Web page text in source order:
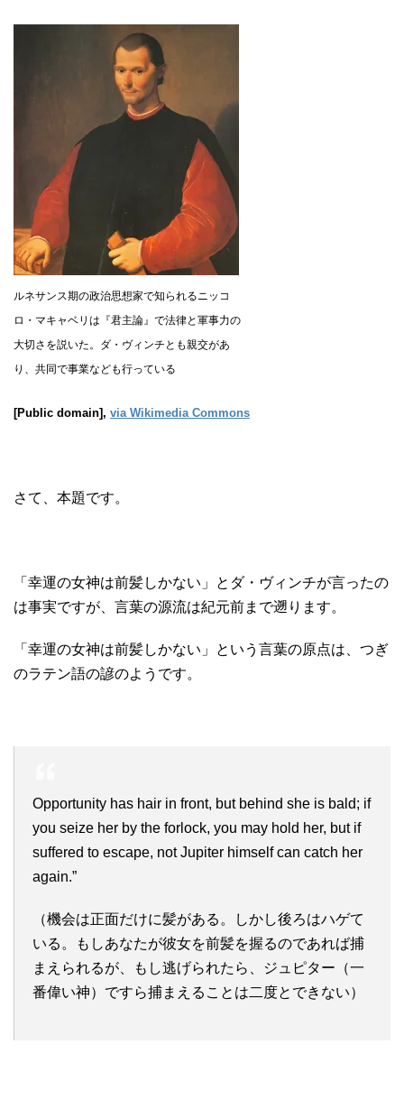
ルネサンス期の政治思想家で知られるニッコ
ロ・マキャベリは『君主論』で法律と軍事力の
大切さを説いた。ダ・ヴィンチとも親交があ
り、共同で事業なども行っている
[Public domain], via Wikimedia Commons
さて、本題です。
「幸運の女神は前髪しかない」とダ・ヴィンチが言ったの
は事実ですが、言葉の源流は紀元前まで遡ります。
「幸運の女神は前髪しかない」という言葉の原点は、つぎ
のラテン語の諺のようです。
Opportunity has hair in front, but behind she is bald; if
you seize her by the forlock, you may hold her, but if
suffered to escape, not Jupiter himself can catch her
again.”
（機会は正面だけに髪がある。しかし後ろはハゲて
いる。もしあなたが彼女を前髪を握るのであれば捕
まえられるが、もし逃げられたら、ジュピター（一
番偉い神）ですら捕まえることは二度とできない）